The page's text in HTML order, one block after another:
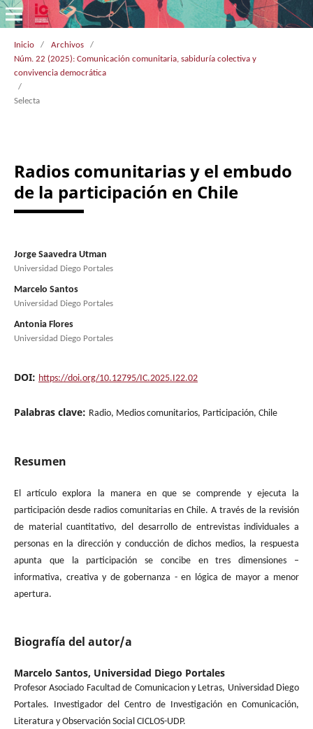
Inicio / Archivos
/
Núm. 22 (2025): Comunicación comunitaria, sabiduría colectiva y
convivencia democrática
/
Selecta
Radios comunitarias y el embudo
de la participación en Chile
Jorge Saavedra Utman
Universidad Diego Portales
Marcelo Santos
Universidad Diego Portales
Antonia Flores
Universidad Diego Portales
DOI: https://doi.org/10.12795/IC.2025.I22.02
Palabras clave: Radio, Medios comunitarios, Participación, Chile
Resumen
El artículo explora la manera en que se comprende y ejecuta la
participación desde radios comunitarias en Chile. A través de la revisión
de material cuantitativo, del desarrollo de entrevistas individuales a
personas en la dirección y conducción de dichos medios, la respuesta
apunta que la participación se concibe en tres dimensiones –
informativa, creativa y de gobernanza - en lógica de mayor a menor
apertura.
Biografía del autor/a
Marcelo Santos, Universidad Diego Portales
Profesor Asociado Facultad de Comunicacion y Letras, Universidad Diego
Portales. Investigador del Centro de Investigación en Comunicación,
Literatura y Observación Social CICLOS-UDP.